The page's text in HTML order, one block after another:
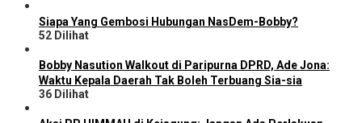
Siapa Yang Gembosi Hubungan NasDem-Bobby?
52 Dilihat
Bobby Nasution Walkout di Paripurna DPRD, Ade Jona:
Waktu Kepala Daerah Tak Boleh Terbuang Sia-sia
36 Dilihat